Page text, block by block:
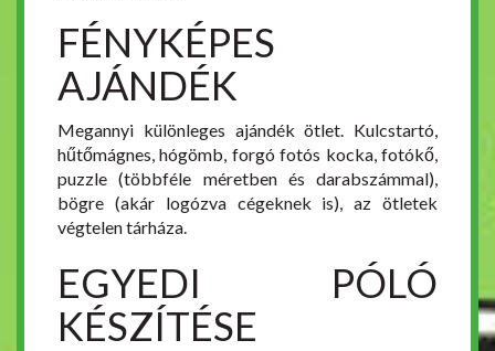
FÉNYKÉPES
AJÁNDÉK
Megannyi különleges ajándék ötlet. Kulcstartó,
hűtőmágnes, hógömb, forgó fotós kocka, fotókő,
puzzle (többféle méretben és darabszámmal),
bögre (akár logózva cégeknek is), az ötletek
végtelen tárháza.
EGYEDI PÓLÓ
KÉSZÍTÉSE